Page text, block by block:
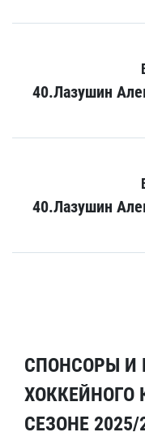
40.Лазушин
40.Лазушин
СПОНСОРЫ И
ХОККЕЙНОГО
СЕЗОНЕ 2025/